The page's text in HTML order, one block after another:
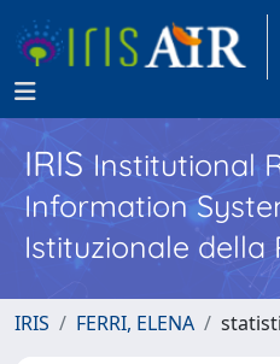
IRISInstitutional
Information
Istituzionale della
IRIS FERRI, ELENA